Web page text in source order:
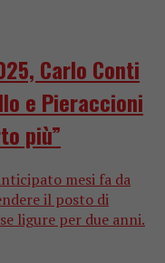
Carlo Conti
e Pieraccioni
più”
mesi fa da
il posto di
ligure per due anni.